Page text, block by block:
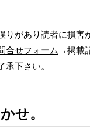
があり読者に損害
合せフォーム →掲載
下さい。
せ。